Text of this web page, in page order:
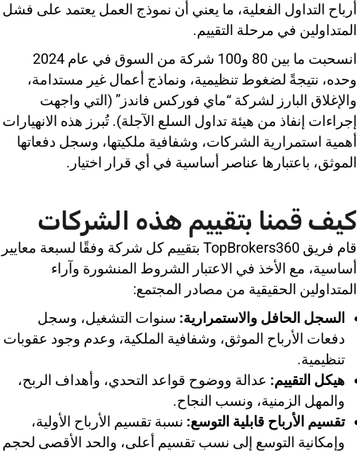
أرباح التداول الفعلية، ما يعني أن نموذج العمل يعتمد على فشل
المتداولين في مرحلة التقييم.
انسحبت ما بين 80 و100 شركة من السوق في عام 2024
وحده، نتيجةً لضغوط تنظيمية، ونماذج أعمال غير مستدامة،
والإغلاق البارز لشركة “ماي فوركس فاندز” (التي واجهت
إجراءات إنفاذ من هيئة تداول السلع الآجلة). تُبرز هذه الانهيارات
أهمية استمرارية الشركات، وشفافية ملكيتها، وسجل دفعاتها
الموثق، باعتبارها عناصر أساسية في أي قرار اختيار.
كيف قمنا بتقييم هذه الشركات
قام فريق TopBrokers360 بتقييم كل شركة وفقًا لسبعة معايير
أساسية، مع الأخذ في الاعتبار الشروط المنشورة وآراء
المتداولين الحقيقية من مصادر المجتمع:
السجل الحافل والاستمرارية: سنوات التشغيل، وسجل
دفعات الأرباح الموثق، وشفافية الملكية، وعدم وجود عقوبات
تنظيمية.
هيكل التقييم: عدالة ووضوح قواعد التحدي، وأهداف الربح،
والمهل الزمنية، ونسب النجاح.
تقسيم الأرباح قابلية التوسع: نسبة تقسيم الأرباح الأولية،
وإمكانية التوسع إلى نسب تقسيم أعلى، والحد الأقصى لحجم